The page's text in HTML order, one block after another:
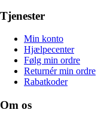
Tjenester
Min konto
Hjælpecenter
Følg min ordre
Returnér min ordre
Rabatkoder
Om os